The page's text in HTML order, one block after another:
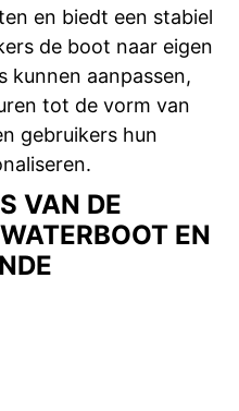
en biedt een stabiel
de boot naar eigen
kunnen aanpassen,
tot de vorm van
gebruikers hun
VAN DE
EN